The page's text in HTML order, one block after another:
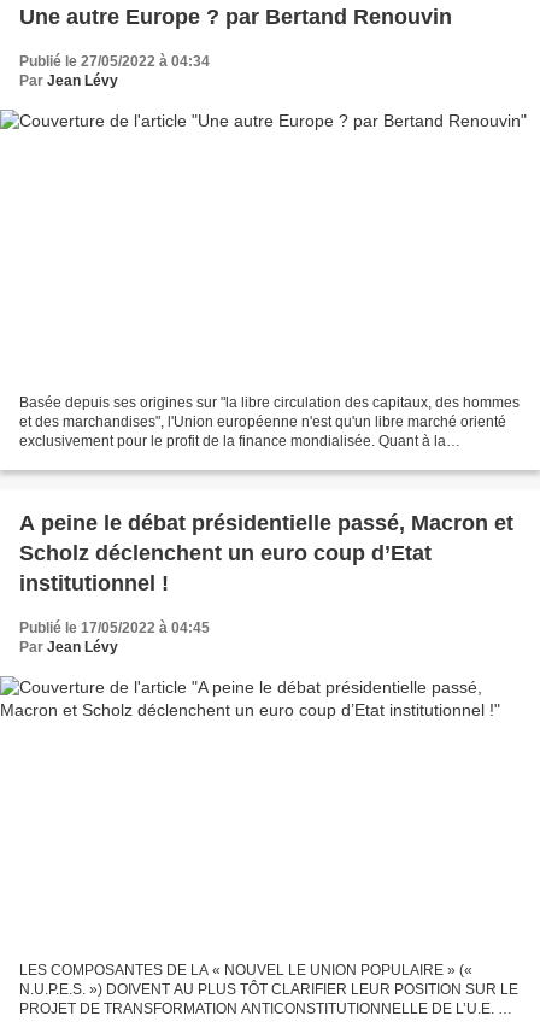
Une autre Europe ? par Bertand Renouvin
Publié le 27/05/2022 à 04:34
Par Jean Lévy
Basée depuis ses origines sur "la libre circulation des capitaux, des hommes
et des marchandises", l'Union européenne n'est qu'un libre marché orienté
exclusivement pour le profit de la finance mondialisée. Quant à la
A peine le débat présidentielle passé, Macron et
Scholz déclenchent un euro coup d’Etat
institutionnel !
Publié le 17/05/2022 à 04:45
Par Jean Lévy
LES COMPOSANTES DE LA « NOUVEL LE UNION POPULAIRE » («
N.U.P.E.S. ») DOIVENT AU PLUS TÔT CLARIFIER LEUR POSITION SUR LE
PROJET DE TRANSFORMATION ANTICONSTITUTIONNELLE DE L’U.E. EN